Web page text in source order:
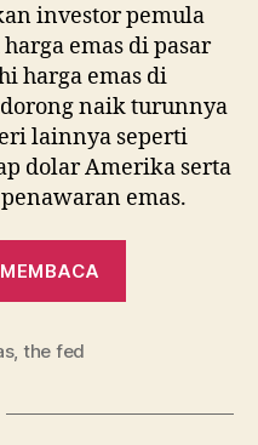
investor pemula
emas di pasar
harga emas di
naik turunnya
lainnya seperti
dolar Amerika serta
emas.
Tips
, the fed